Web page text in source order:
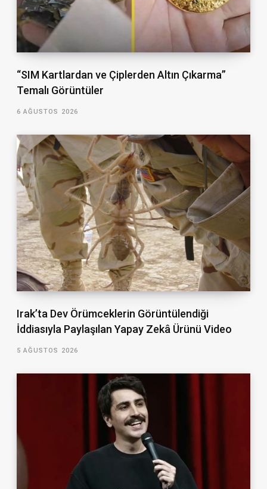
“SIM Kartlardan ve Çiplerden Altın Çıkarma”
Temalı Görüntüler
6 AĞUSTOS 2026
Irak’ta Dev Örümceklerin Görüntülendiği
İddiasıyla Paylaşılan Yapay Zekâ Ürünü Video
5 AĞUSTOS 2026